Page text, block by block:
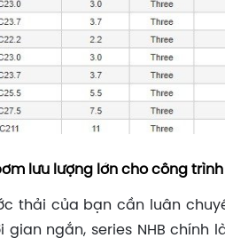
lưu lượng lớn cho công
thải của bạn cần luân
gian ngắn, series NHB chính